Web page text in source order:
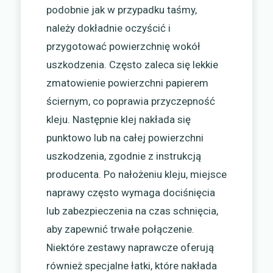
podobnie jak w przypadku taśmy,
należy dokładnie oczyścić i
przygotować powierzchnię wokół
uszkodzenia. Często zaleca się lekkie
zmatowienie powierzchni papierem
ściernym, co poprawia przyczepność
kleju. Następnie klej nakłada się
punktowo lub na całej powierzchni
uszkodzenia, zgodnie z instrukcją
producenta. Po nałożeniu kleju, miejsce
naprawy często wymaga dociśnięcia
lub zabezpieczenia na czas schnięcia,
aby zapewnić trwałe połączenie.
Niektóre zestawy naprawcze oferują
również specjalne łatki, które nakłada